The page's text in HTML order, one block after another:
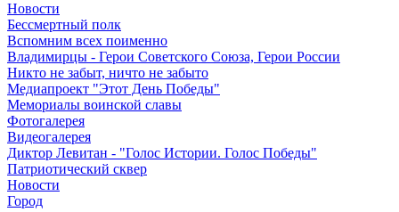
Новости
Бессмертный полк
Вспомним всех поименно
Владимирцы - Герои Советского Союза, Герои России
Никто не забыт, ничто не забыто
Медиапроект "Этот День Победы"
Мемориалы воинской славы
Фотогалерея
Видеогалерея
Диктор Левитан - "Голос Истории. Голос Победы"
Патриотический сквер
Новости
Город